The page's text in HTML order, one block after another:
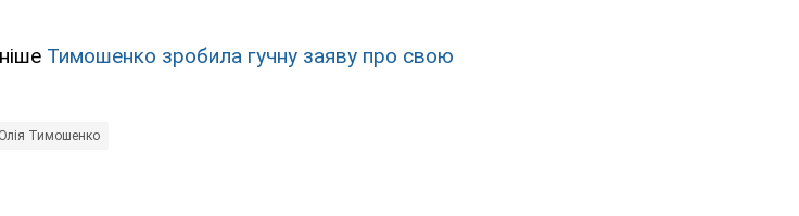
Тимошенко зробила гучну заяву про свою
Тимошенко